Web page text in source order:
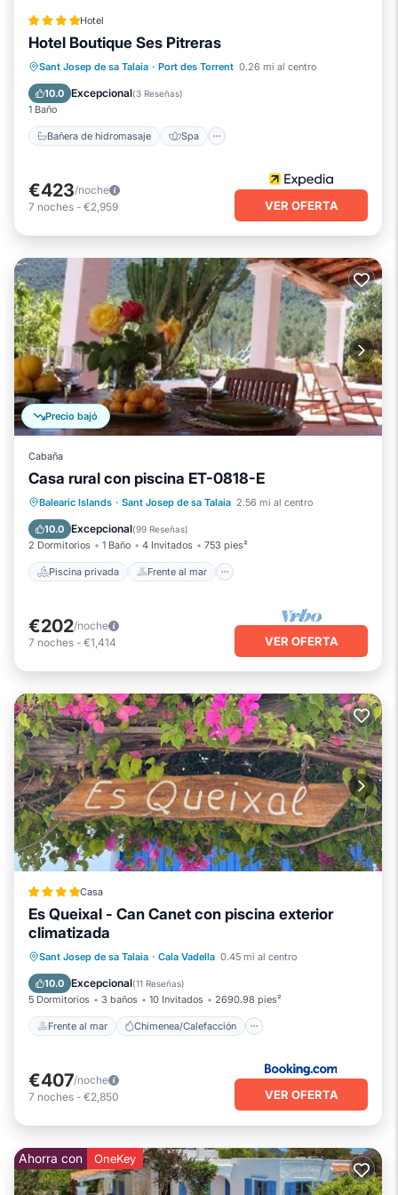
Hotel
Hotel Boutique Ses Pitreras
Sant Josep de sa Talaia · Port des Torrent 0.26 mi al centro
10.0 Excepcional(3 Reseñas)
1 Baño
Bañera de hidromasaje Spa
Bañera de hidromasaje
Spa
Chimenea/Calefacción
€423/noche
7 noches - €2,959 VER OFERTA
Precio bajó
Cabaña
Casa rural con piscina ET-0818-E
Balearic Islands · Sant Josep de sa Talaia 2.56 mi al centro
10.0 Excepcional(99 Reseñas)
2 Dormitorios 1 Baño 4 Invitados 753 pies²
Piscina privada Frente al mar
Piscina privada
Frente al mar
Piscina
Vista al mar
€202/noche
7 noches - €1,414 VER OFERTA
Casa
Es Queixal - Can Canet con piscina exterior
climatizada
Sant Josep de sa Talaia · Cala Vadella 0.45 mi al centro
10.0 Excepcional(11 Reseñas)
5 Dormitorios 3 baños 10 Invitados 2690.98 pies²
Frente al mar Chimenea/Calefacción
Frente al mar
Chimenea/Calefacción
Piscina
Vista al mar
€407/noche
7 noches - €2,850 VER OFERTA
Ahorra con OneKey